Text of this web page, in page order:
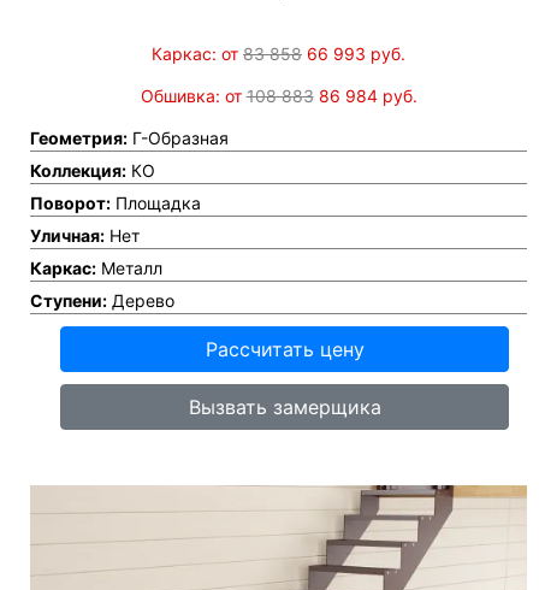
Каркас: от 83 858 66 993 руб.
Обшивка: от108 883 86 984руб.
Геометрия: Г-Образная
Коллекция: КО
Поворот: Площадка
Уличная: Нет
Каркас: Металл
Ступени: Дерево
Рассчитать цену
Вызвать замерщика